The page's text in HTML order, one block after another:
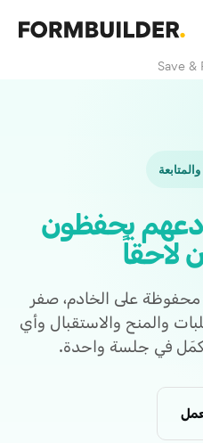
Save &
دعهم يحفظون
لاحقاً
على الخادم، صفر
والمنح والاستقبال وأي
في جلسة واحدة.